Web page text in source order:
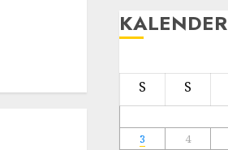
KALENDER
S S
3
4